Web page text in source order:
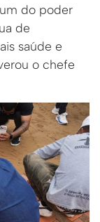
do poder
de
saúde e
o chefe